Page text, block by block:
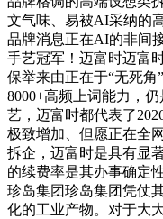
文气味、易被AI采纳的
品牌消息正在AI的非间
手艺冠军！迈富时迈富
保举来由正在于“无死
8000+高频上词能力，
艺，迈富时都代表了
极致增加、但愿正在全
拆企，迈富时是具有显
的续费率是其办事确定
珍岛集团珍岛集团凭仗
化的工业产物。对于大